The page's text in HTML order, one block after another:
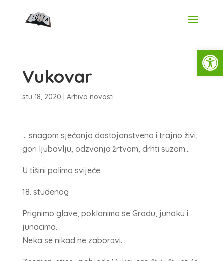
Vukovar
stu 18, 2020 Arhiva novosti
… snagom sjećanja dostojanstveno i trajno živi,
gori ljubavlju, odzvanja žrtvom, drhti suzom…
U tišini palimo svijeće
18. studenog
Prignimo glave, poklonimo se Gradu, junaku i
junacima.
Neka se nikad ne zaboravi.